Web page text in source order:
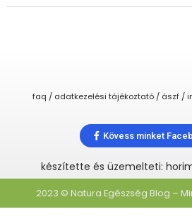
faq / adatkezelési tájékoztató / ászf /
Kövess minket
készítette és üzemelteti:
2023 © Natura Egészség Blog –